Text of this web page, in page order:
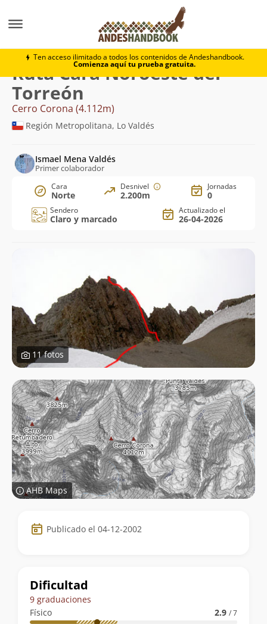
Ten acceso ilimitado a todos los contenidos de Andeshandbook.
Comienza aquí tu prueba gratuita.
Cerro Corona Cara Noroeste del Torreón
Ruta Cara Noroeste del
Torreón
Cerro Corona (4.112m)
Región Metropolitana, Lo Valdés
Ismael Mena Valdés
Primer colaborador
Cara
Norte
Desnivel
2.200m
Jornadas
0
Sendero
Claro y marcado
Actualizado el
26-04-2026
11 fotos
AHB Maps
Datos
de
ruta
Publicado el 04-12-2002
Dificultad
9 graduaciones
Físico
2.9 / 7